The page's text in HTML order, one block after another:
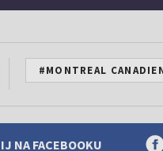
#MONTREAL
NA FACEBOOKU